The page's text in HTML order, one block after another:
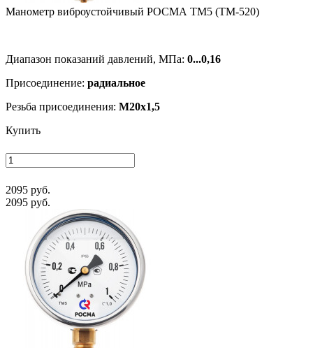
Манометр виб­ро­ус­той­чи­вый РОСМА ТМ5 (ТМ-520)
Диапазон показаний давлений, МПа: 0...0,16
Присоединение: радиальное
Резьба присоединения: M20x1,5
Купить
2095 руб.
2095 руб.